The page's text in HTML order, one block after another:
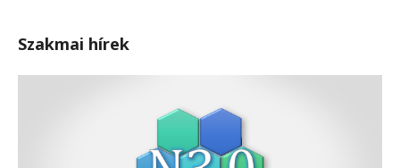
Szakmai hírek